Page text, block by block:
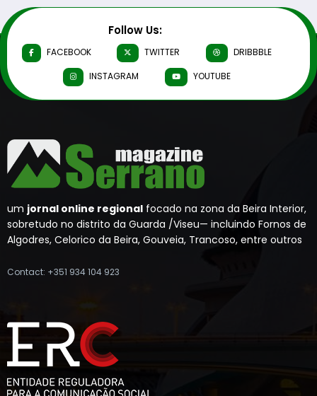
Follow Us:
FACEBOOK TWITTER
DRIBBBLE
INSTAGRAM
YOUTUBE
um jornal online regional focado na zona da Beira Interior,
sobretudo no distrito da Guarda /Viseu— incluindo Fornos de
Algodres, Celorico da Beira, Gouveia, Trancoso, entre outros
Contact: +351 934 104 923